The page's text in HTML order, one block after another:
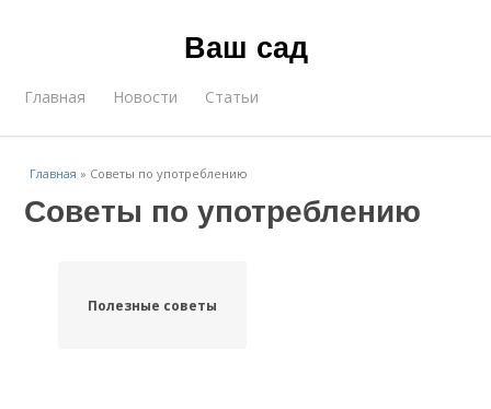
Ваш сад
Главная Новости Статьи
Главная » Советы по употреблению
Советы по употреблению
Полезные советы